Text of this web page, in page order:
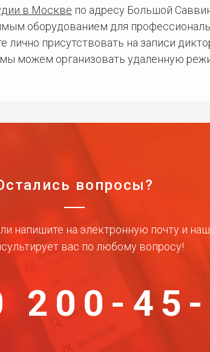
в Москве по адресу Большой
оборудованием для
присутствовать на записи
можем организовать удаленную
вопросы?
напишите на электронную почту и
вас по любому вопросу!
200-